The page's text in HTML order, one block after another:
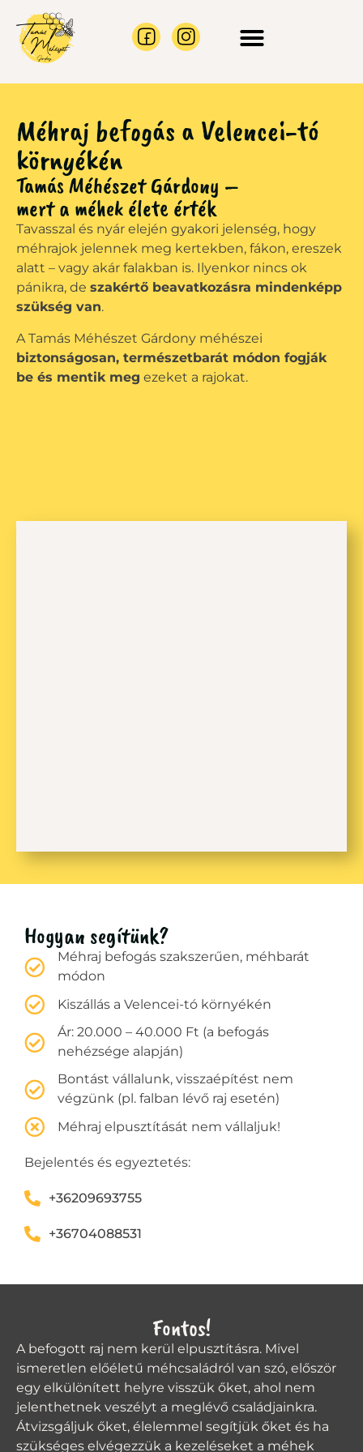
Méhraj befogás a Velencei-tó
környékén
Tamás Méhészet Gárdony –
mert a méhek élete érték
Tavasszal és nyár elején gyakori jelenség, hogy
méhrajok jelennek meg kertekben, fákon, ereszek
alatt – vagy akár falakban is. Ilyenkor nincs ok
pánikra, de szakértő beavatkozásra mindenképp
szükség van.
A Tamás Méhészet Gárdony méhészei
biztonságosan, természetbarát módon fogják
be és mentik meg ezeket a rajokat.
Hogyan segítünk?
Méhraj befogás szakszerűen, méhbarát
módon
Kiszállás a Velencei-tó környékén
Ár: 20.000 – 40.000 Ft (a befogás
nehézsége alapján)
Bontást vállalunk, visszaépítést nem
végzünk (pl. falban lévő raj esetén)
Méhraj elpusztítását nem vállaljuk!
Bejelentés és egyeztetés:
+36209693755
+36704088531
Fontos!
A befogott raj nem kerül elpusztításra. Mivel
ismeretlen előéletű méhcsaládról van szó, először
egy elkülönített helyre visszük őket, ahol nem
jelenthetnek veszélyt a meglévő családjainkra.
Átvizsgáljuk őket, élelemmel segítjük őket és ha
szükséges elvégezzük a kezeléseket a méhek